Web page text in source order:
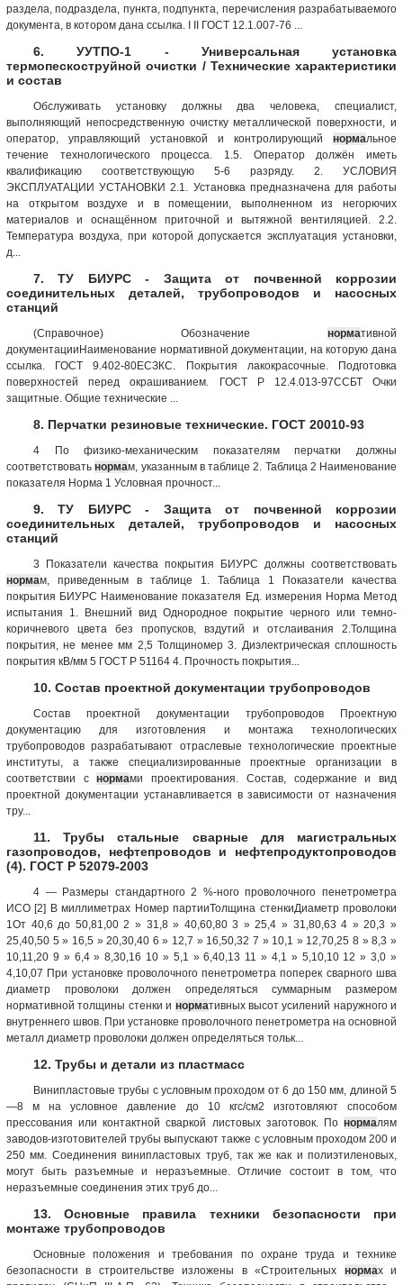
раздела, подраздела, пункта, подпункта, перечисления разрабатываемого
документа, в котором дана ссылка. I II ГОСТ 12.1.007-76 ...
6. УУТПО-1 - Универсальная установка
термопескоструйной очистки / Технические характеристики
и состав
Обслуживать установку должны два человека, специалист,
выполняющий непосредственную очистку металлической поверхности, и
оператор, управляющий установкой и контролирующий нормальное
течение технологического процесса. 1.5. Оператор должён иметь
квалификацию соответствующую 5-6 разряду. 2. УСЛОВИЯ
ЭКСПЛУАТАЦИИ УСТАНОВКИ 2.1. Установка предназначена для работы
на открытом воздухе и в помещении, выполненном из негорючих
материалов и оснащённом приточной и вытяжной вентиляцией. 2.2.
Температура воздуха, при которой допускается эксплуатация установки,
д...
7. ТУ БИУРС - Защита от почвенной коррозии
соединительных деталей, трубопроводов и насосных
станций
(Справочное) Обозначение нормативной
документацииНаименование нормативной документации, на которую дана
ссылка. ГОСТ 9.402-80ЕСЗКС. Покрытия лакокрасочные. Подготовка
поверхностей перед окрашиванием. ГОСТ Р 12.4.013-97ССБТ Очки
защитные. Общие технические ...
8. Перчатки резиновые технические. ГОСТ 20010-93
4 По физико-механическим показателям перчатки должны
соответствоватьнормам, указанным в таблице 2. Таблица 2 Наименование
показателя Норма 1 Условная прочност...
9. ТУ БИУРС - Защита от почвенной коррозии
соединительных деталей, трубопроводов и насосных
станций
3 Показатели качества покрытия БИУРС должны соответствовать
нормам, приведенным в таблице 1. Таблица 1 Показатели качества
покрытия БИУРС Наименование показателя Ед. измере­ния Норма Метод
испытания 1. Внешний вид Однородное покрытие чер­ного или темно-
коричневого цвета без пропусков, вздутий и отслаивания 2.Толщина
покрытия, не менее мм 2,5 Толщиномер 3. Диэлектрическая сплошность
покрытия кВ/мм 5 ГОСТ Р 51164 4. Прочность покрытия...
10. Состав проектной документации трубопроводов
Состав проектной документации трубопроводов Проектную
документацию для изготовления и монтажа технологических
трубопроводов разрабатывают отраслевые технологические проектные
институты, а также специализированные проектные организации в
соответствии снормами проектирования. Состав, содержание и вид
проектной документации устанавливается в зависимости от назначения
тру...
11. Трубы стальные сварные для магистральных
газопроводов, нефтепроводов и нефтепродуктопроводов
(4). ГОСТ Р 52079-2003
4 — Размеры стандартного 2 %-ного проволочного пенетрометра
ИСО [2] В миллиметрах Номер партииТолщина стенкиДиаметр проволоки
1От 40,6 до 50,81,00 2 » 31,8 » 40,60,80 3 » 25,4 » 31,80,63 4 » 20,3 »
25,40,50 5 » 16,5 » 20,30,40 6 » 12,7 » 16,50,32 7 » 10,1 » 12,70,25 8 » 8,3 »
10,11,20 9 » 6,4 » 8,30,16 10 » 5,1 » 6,40,13 11 » 4,1 » 5,10,10 12 » 3,0 »
4,10,07 При установке проволочного пенетрометра поперек сварного шва
диаметр проволоки должен определяться суммарным размером
нормативной толщины стенки и нормативных высот усилений наружного и
внутреннего швов. При установке проволочного пенетрометра на основной
металл диаметр проволоки должен определяться тольк...
12. Трубы и детали из пластмасс
Винипластовые трубы с условным проходом от 6 до 150 мм, длиной 5
—8 м на условное давление до 10 кгс/см2 изготовляют способом
прессования или контактной сваркой листовых заготовок. По нормалям
заводов-изготовителей трубы выпускают также с условным проходом 200 и
250 мм. Соединения винипластовых труб, так же как и полиэтиленовых,
могут быть разъемные и неразъемные. Отличие состоит в том, что
неразъемные соединения этих труб до...
13. Основные правила техники безопасности при
монтаже трубопроводов
Основные положения и требования по охране труда и технике
безопасности в строительстве изложены в «Строительных нормах и